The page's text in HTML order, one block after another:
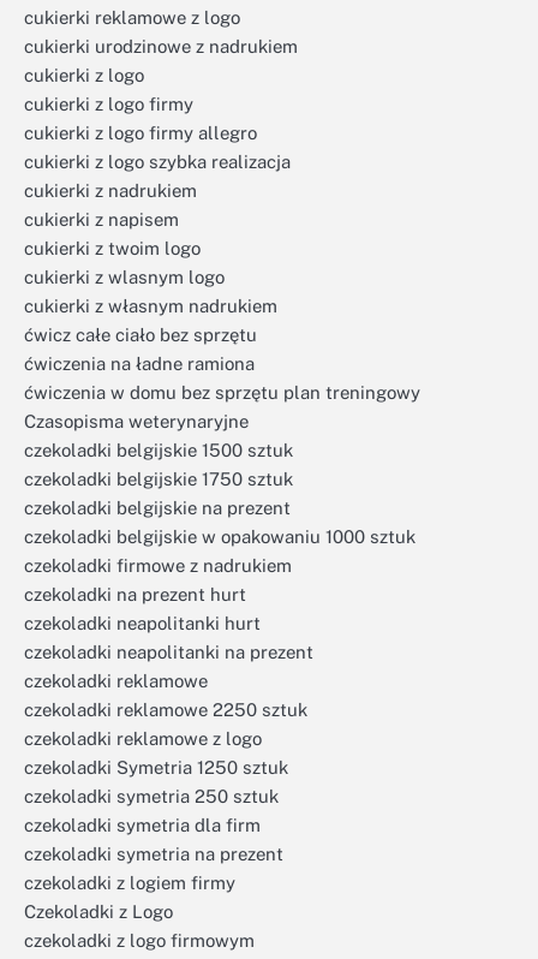
cukierki reklamowe z logo
cukierki urodzinowe z nadrukiem
cukierki z logo
cukierki z logo firmy
cukierki z logo firmy allegro
cukierki z logo szybka realizacja
cukierki z nadrukiem
cukierki z napisem
cukierki z twoim logo
cukierki z wlasnym logo
cukierki z własnym nadrukiem
ćwicz całe ciało bez sprzętu
ćwiczenia na ładne ramiona
ćwiczenia w domu bez sprzętu plan treningowy
Czasopisma weterynaryjne
czekoladki belgijskie 1500 sztuk
czekoladki belgijskie 1750 sztuk
czekoladki belgijskie na prezent
czekoladki belgijskie w opakowaniu 1000 sztuk
czekoladki firmowe z nadrukiem
czekoladki na prezent hurt
czekoladki neapolitanki hurt
czekoladki neapolitanki na prezent
czekoladki reklamowe
czekoladki reklamowe 2250 sztuk
czekoladki reklamowe z logo
czekoladki Symetria 1250 sztuk
czekoladki symetria 250 sztuk
czekoladki symetria dla firm
czekoladki symetria na prezent
czekoladki z logiem firmy
Czekoladki z Logo
czekoladki z logo firmowym